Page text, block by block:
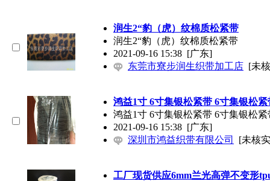
润生2“豹（虎）纹棉质松紧带
润生2“豹（虎）纹棉质松紧带
2021-09-16 15:38 [广东]
东莞市寮步润生织带加工店 [未
鸿益1寸 6寸集银松紧带 6寸集银松紧
鸿益1寸 6寸集银松紧带 6寸集银松紧
2021-09-16 15:38 [广东]
深圳市鸿益织带有限公司
[未核
工厂现货供应6mm兰光高弹不变形